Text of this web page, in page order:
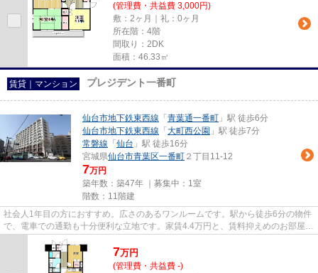
(管理費・共益費 3,000円)
敷：2ヶ月｜礼：0ヶ月
所在階：4階
間取り：2DK
面積：46.33㎡
賃貸｜マンション プレジデント一番町
仙台市地下鉄東西線 「 青葉通一番町 」駅 徒歩6分
仙台市地下鉄東西線 「 大町西公園 」駅 徒歩7分
常磐線 「 仙台 」駅 徒歩16分
宮城県仙台市青葉区一番町 ２丁目11-12
7万円
築年数：築47年 ｜募集中： 1室
階数：11階建
社会人1年目の方におすすめ。広さのあるワンルームです。駅から徒歩6分の物件
で、電車での通勤も十分便利な立地です。家賃4.4万円と、賃料抑えめのお部屋と
なっております。当物件は空...
7万円
(管理費・共益費 -)